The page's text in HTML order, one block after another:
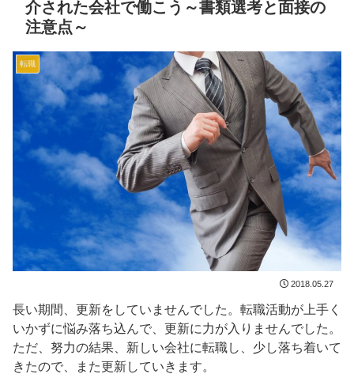
介された会社で働こう～書類選考と面接の
注意点～
転職
2018.05.27
長い期間、更新をしていませんでした。転職活動が上手く
いかずに悩み落ち込んで、更新に力が入りませんでした。
ただ、努力の結果、新しい会社に転職し、少し落ち着いて
きたので、また更新していきます。